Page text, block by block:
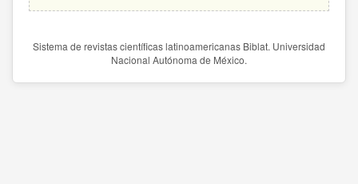
Sistema de revistas científicas latinoamericanas Biblat. Universidad
Nacional Autónoma de México.